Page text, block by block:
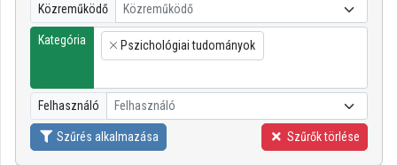
Kategóriák
Intézményi listák
Intézmények
Közreműködők
Közreműködő Közreműködő
Kategória
×
Pszichológiai tudományok
Felhasználó Felhasználó
Szűrés alkalmazása Szűrők törlése